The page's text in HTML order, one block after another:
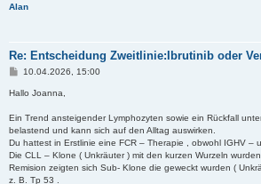
Alan
Re: Entscheidung Zweitlinie:Ibrutinib oder
B
i
a
g
10.04.2026, 15:00
Hallo Joanna,
Ein Trend ansteigender Lymphozyten sowie ein Rückfall
belastend und kann sich auf den Alltag auswirken.
Du hattest in Erstlinie eine FCR – Therapie , obwohl IGHV –
Die CLL – Klone ( Unkräuter ) mit den kurzen Wurzeln
Remision zeigten sich Sub- Klone die geweckt wurden (
z. B. Tp 53 .